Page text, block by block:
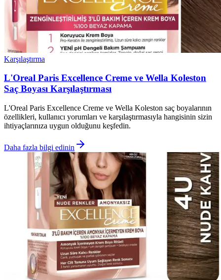
Karşılaştırma
L'Oreal Paris Excellence Creme ve Wella Koleston
Saç Boyası Karşılaştırması
L'Oreal Paris Excellence Creme ve Wella Koleston saç boyalarının
özellikleri, kullanıcı yorumları ve karşılaştırmasıyla hangisinin sizin
ihtiyaçlarınıza uygun olduğunu keşfedin.
Daha fazla bilgi edinin